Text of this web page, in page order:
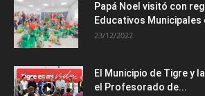
Papá Noel visitó con
Educativos Municipales
23/12/2022
El Municipio de Tigre y
el Profesorado de...